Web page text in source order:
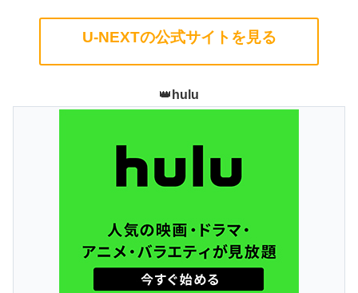
U-NEXTの公式サイトを見る
👑 hulu